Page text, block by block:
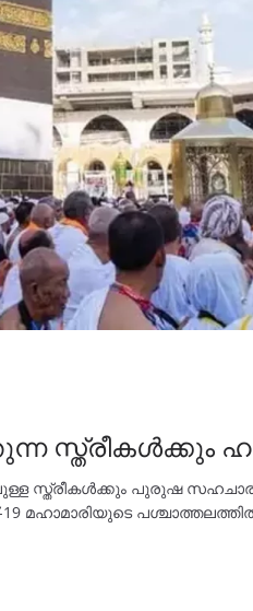
സ്ത്രീകൾക്കും പുരുഷ
മഹാമാരിയുടെ